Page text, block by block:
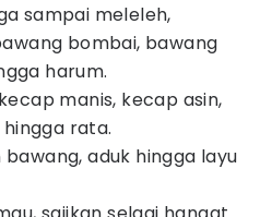
sampai meleleh,
bombai, bawang
harum.
manis, kecap asin,
rata.
aduk hingga layu